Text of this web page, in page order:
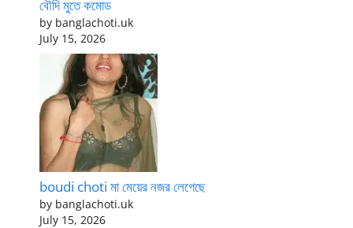
বৌদি মুতে কমোড
by banglachoti.uk
July 15, 2026
boudi choti মা মেয়ের নজর লেগেছে
by banglachoti.uk
July 15, 2026